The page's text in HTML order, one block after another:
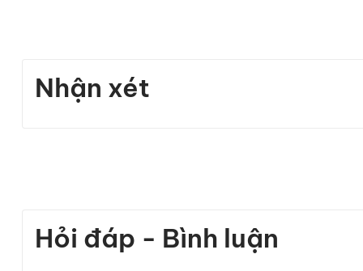
Nhận xét
Hỏi đáp - Bình luận